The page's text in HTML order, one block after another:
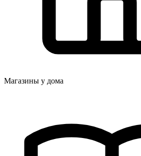
Магазины у дома